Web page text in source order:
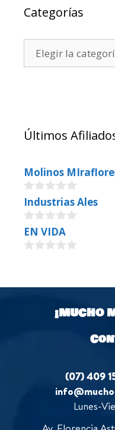
Categorías
Últimos
Molinos
0
o
u
t
o
f
Industrias Ales
0
o
u
5
EN VIDA
t
¡MUCHO
(07) 409
Lunes-